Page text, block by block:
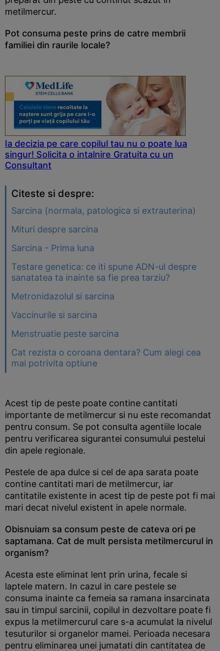
metilmercur.
Pot consuma peste prins de catre membrii
familiei din raurile locale?
Ia decizia pe care copilul tau nu o poate lua
singur! Solicita o intalnire Gratuita cu un
Consultant
Citeste si despre:
Sarcina (normala, patologica si extrauterina)
Mituri despre sarcina
Sarcina - Prima luna
Testare genetica: ce iti spune ADN-ul despre
sanatatea ta inainte sa fie prea tarziu?
Metronidazolul si sarcina
Vaccinurile si sarcina
Menstruatie peste sarcina
Cat rezista o coroana dentara? Cum alegi cea
mai potrivita optiune
Acest tip de peste poate contine cantitati
importante de metilmercur si nu este recomandat
pentru consum. Se pot consulta agentiile locale
pentru verificarea sigurantei consumului pestelui
din apele regionale.
Pestele de apa dulce si cel de apa sarata poate
contine cantitati mari de metilmercur, iar
cantitatile existente in acest tip de peste pot fi mai
mari decat nivelul existent in apele normale.
Obisnuiam sa consum peste de cateva ori pe
saptamana. Cat de mult persista metilmercurul in
organism?
Acesta este eliminat lent prin urina, fecale si
laptele matern. In cazul in care pestele se
consuma inainte ca femeia sa ramana insarcinata
sau in timpul sarcinii, copilul in dezvoltare poate fi
expus la metilmercurul care s-a acumulat la nivelul
tesuturilor si organelor mamei. Perioada necesara
pentru eliminarea unei jumatati din cantitatea de